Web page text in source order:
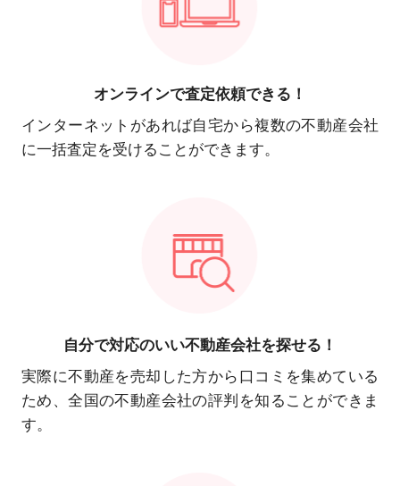
オンラインで査定依頼できる！
インターネットがあれば自宅から複数の不動産会社
に一括査定を受けることができます。
自分で対応のいい不動産会社を探せる！
実際に不動産を売却した方から口コミを集めている
ため、全国の不動産会社の評判を知ることができま
す。